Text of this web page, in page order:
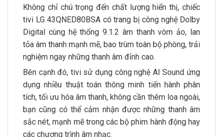
Không chỉ chú trọng đến chất lượng hiển thị, chiếc
tivi LG 43QNED80BSA có trang bị công nghệ Dolby
Digital cùng hệ thống 9.1.2 âm thanh vòm ảo, lan
tỏa âm thanh mạnh mẽ, bao trùm toàn bộ phòng, trải
nghiệm ngay những thanh âm đỉnh cao.
Bên cạnh đó, tivi sử dụng công nghệ AI Sound ứng
dụng nhiều thuật toán thông minh tiến hành phân
tích, tối ưu hóa âm thanh, không cần thêm loa ngoài,
bạn cũng có thể cảm nhận được những thanh âm
sắc nét, mạnh mẽ trong các bộ phim hành động hay
các chương trình âm nhạc.